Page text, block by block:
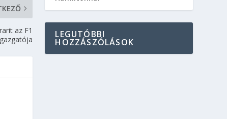
az F1
LEGUTÓBBI
HOZZÁSZÓLÁSOK